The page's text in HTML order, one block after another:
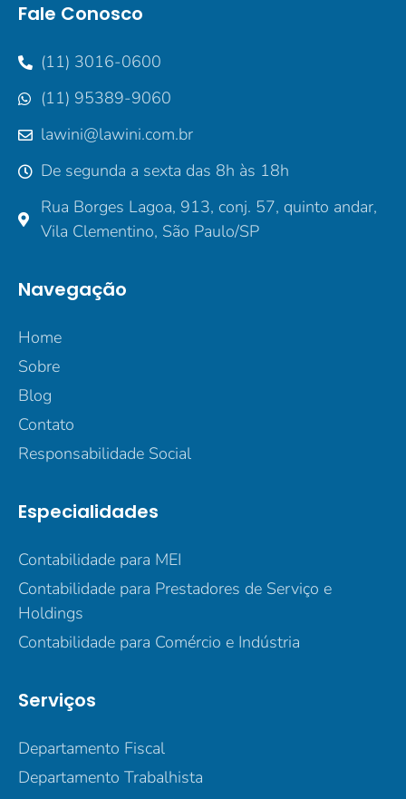
Fale Conosco
(11) 3016-0600
(11) 95389-9060
lawini@lawini.com.br
De segunda a sexta das 8h às 18h
Rua Borges Lagoa, 913, conj. 57, quinto andar,
Vila Clementino, São Paulo/SP
Navegação
Home
Sobre
Blog
Contato
Responsabilidade Social
Especialidades
Contabilidade para MEI
Contabilidade para Prestadores de Serviço e
Holdings
Contabilidade para Comércio e Indústria
Serviços
Departamento Fiscal
Departamento Trabalhista